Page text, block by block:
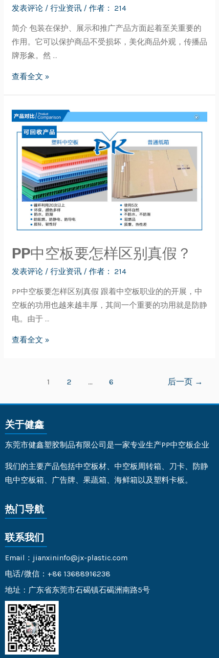
发表评论 / 行业资讯/ 作者： 214
简介 包装在保护、展示和推广产品方面起着至关重要的
作用。它可以保护商品不受损坏，美化商品外观，传播品
牌形象。然 …
查看全文 »
PP中空板要怎样区别真假？
发表评论 / 行业资讯/ 作者： 214
PP中空板要怎样区别真假 跟着中空板职业的的开展，中
空板的功用也越来越丰厚，其间一个重要的功用就是防静
电。由于 …
查看全文 »
1 2 … 6 后一页 →
关于健鑫
东莞市健鑫塑胶制品有限公司是一家专业生产PP中空板企业
我们的主要产品包括中空板材、中空板周转箱、刀卡、防静
电中空板箱、广告牌、果蔬箱、海鲜箱以及塑料卡板。
热门导航
联系我们
Email：jianxininfo@jx-plastic.com
电话/微信：+86 13688916238
地址：广东省东莞市石碣镇石碣洲南路5号